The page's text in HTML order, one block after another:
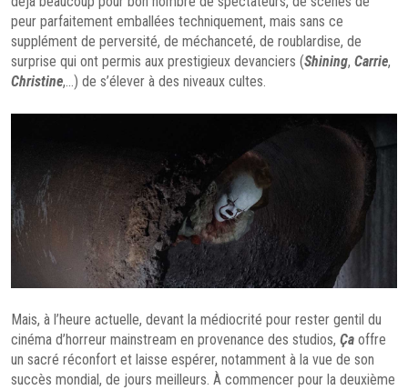
peur parfaitement emballées techniquement, mais sans ce
supplément de perversité, de méchanceté, de roublardise, de
surprise qui ont permis aux prestigieux devanciers (Shining, Carrie,
Christine,…) de s’élever à des niveaux cultes.
Mais, à l’heure actuelle, devant la médiocrité pour rester gentil du
cinéma d’horreur mainstream en provenance des studios, Ça offre
un sacré réconfort et laisse espérer, notamment à la vue de son
succès mondial, de jours meilleurs. À commencer pour la deuxième